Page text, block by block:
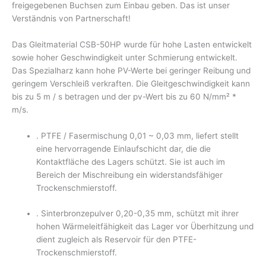
freigegebenen Buchsen zum Einbau geben. Das ist unser
Verständnis von Partnerschaft!
Das Gleitmaterial CSB-50HP wurde für hohe Lasten entwickelt
sowie hoher Geschwindigkeit unter Schmierung entwickelt.
Das Spezialharz kann hohe PV-Werte bei geringer Reibung und
geringem Verschleiß verkraften. Die Gleitgeschwindigkeit kann
bis zu 5 m / s betragen und der pv-Wert bis zu 60 N/mm² *
m/s.
. PTFE / Fasermischung 0,01 ~ 0,03 mm, liefert stellt
eine hervorragende Einlaufschicht dar, die die
Kontaktfläche des Lagers schützt. Sie ist auch im
Bereich der Mischreibung ein widerstandsfähiger
Trockenschmierstoff.
. Sinterbronzepulver 0,20-0,35 mm, schützt mit ihrer
hohen Wärmeleitfähigkeit das Lager vor Überhitzung und
dient zugleich als Reservoir für den PTFE-
Trockenschmierstoff.